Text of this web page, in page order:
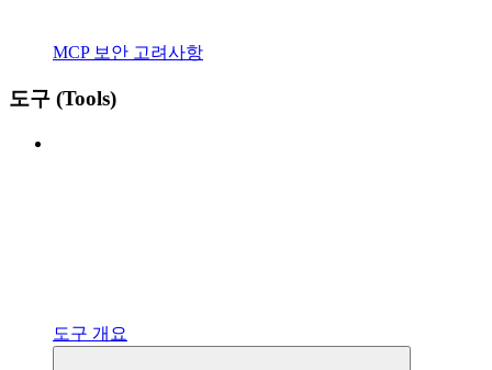
MCP 보안 고려사항
도구 (Tools)
도구 개요